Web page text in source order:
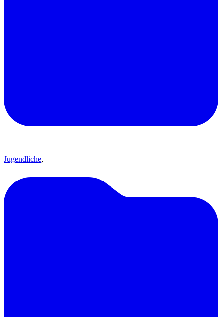
Jugendliche,